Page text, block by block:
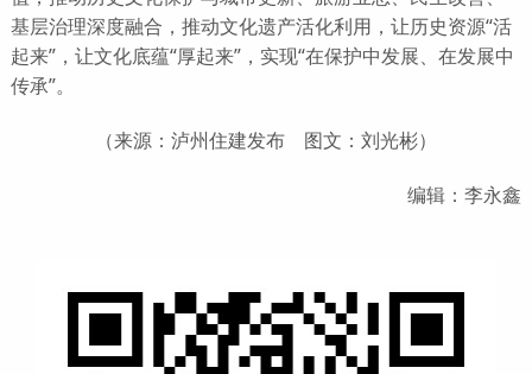
基层治理深度融合，推动文化遗产活化利用，让历史资源“活
起来”，让文化底蕴“厚起来”，实现“在保护中发展、在发展中
传承”。
（来源：泸州住建发布 图文：刘光彬）
编辑：李永鑫